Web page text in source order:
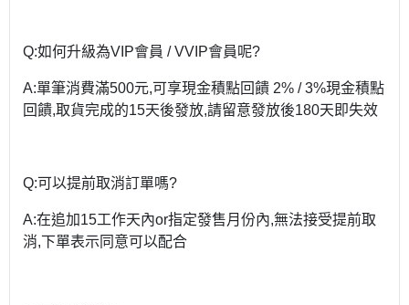
Q:如何升級為VIP會員 / VVIP會員呢?
A:單筆消費滿500元,可享現金積點回饋 2% / 3%現金積點
回饋,取貨完成的15天後發放,請留意發放後180天即失效
Q:可以提前取消訂單嗎?
A:在追加15工作天內or指定發售月份內,無法接受提前取
消,下單表示同意可以配合